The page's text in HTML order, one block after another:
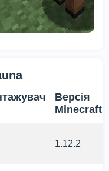
Версія
Minecraft
1.12.2
cookie
cookie, щоб